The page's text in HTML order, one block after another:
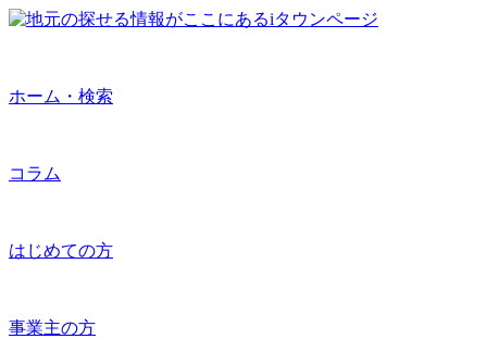
ホーム・検索
コラム
はじめての方
事業主の方